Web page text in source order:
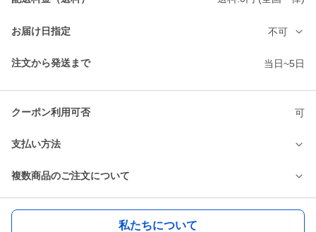
お届け日指定 不可
注文から発送まで 当日~5日
クーポン利用可否 可
支払い方法
複数商品のご注文について
私たちについて